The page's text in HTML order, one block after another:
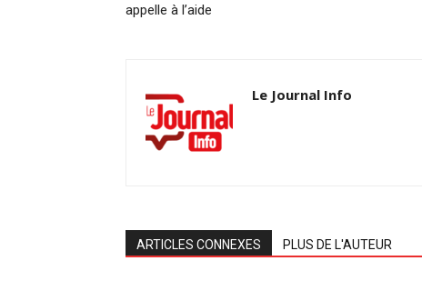
appelle à l’aide
Le Journal Info
ARTICLES CONNEXES PLUS DE L'AUTEUR